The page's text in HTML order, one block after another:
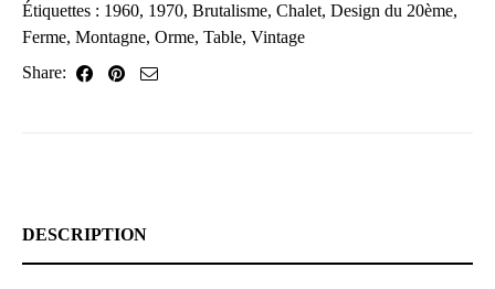
Étiquettes : 1960, 1970, Brutalisme, Chalet, Design du 20ème,
Ferme, Montagne, Orme, Table, Vintage
Share:
DESCRIPTION